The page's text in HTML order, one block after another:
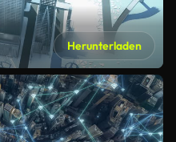
Herunterladen